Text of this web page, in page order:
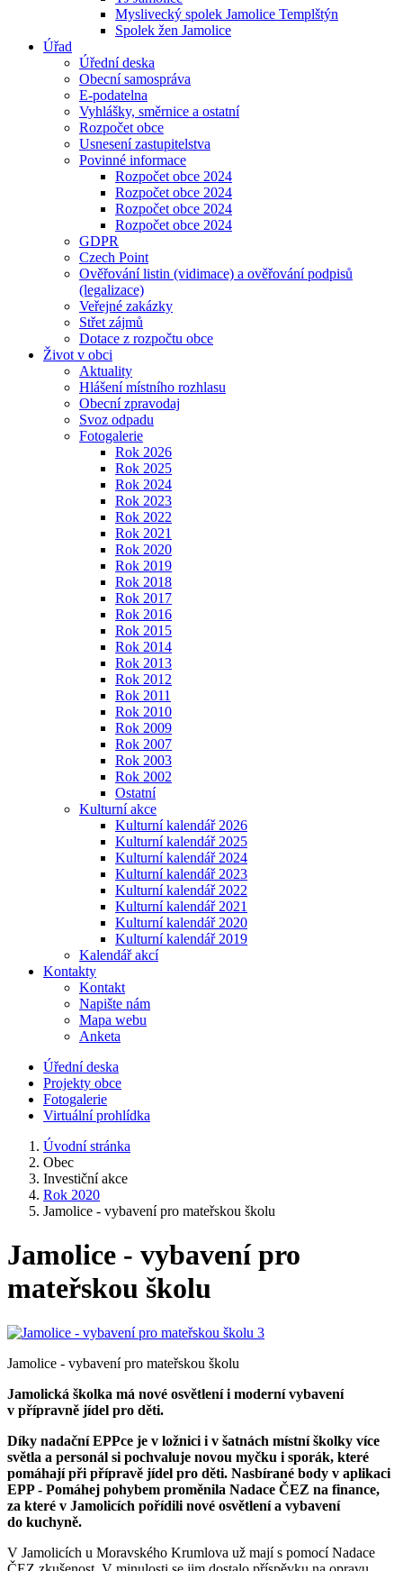
Myslivecký spolek Jamolice Templštýn
Spolek žen Jamolice
Úřad
Úřední deska
Obecní samospráva
E-podatelna
Vyhlášky, směrnice a ostatní
Rozpočet obce
Usnesení zastupitelstva
Povinné informace
Rozpočet obce 2024
Rozpočet obce 2024
Rozpočet obce 2024
Rozpočet obce 2024
GDPR
Czech Point
Ověřování listin (vidimace) a ověřování podpisů
(legalizace)
Veřejné zakázky
Střet zájmů
Dotace z rozpočtu obce
Život v obci
Aktuality
Hlášení místního rozhlasu
Obecní zpravodaj
Svoz odpadu
Fotogalerie
Rok 2026
Rok 2025
Rok 2024
Rok 2023
Rok 2022
Rok 2021
Rok 2020
Rok 2019
Rok 2018
Rok 2017
Rok 2016
Rok 2015
Rok 2014
Rok 2013
Rok 2012
Rok 2011
Rok 2010
Rok 2009
Rok 2007
Rok 2003
Rok 2002
Ostatní
Kulturní akce
Kulturní kalendář 2026
Kulturní kalendář 2025
Kulturní kalendář 2024
Kulturní kalendář 2023
Kulturní kalendář 2022
Kulturní kalendář 2021
Kulturní kalendář 2020
Kulturní kalendář 2019
Kalendář akcí
Kontakty
Kontakt
Napište nám
Mapa webu
Anketa
Úřední deska
Projekty obce
Fotogalerie
Virtuální prohlídka
Úvodní stránka
Obec
Investiční akce
Rok 2020
Jamolice - vybavení pro mateřskou školu
Jamolice - vybavení pro
mateřskou školu
Jamolice - vybavení pro mateřskou školu
Jamolická školka má nové osvětlení i moderní vybavení
v přípravně jídel pro děti.
Díky nadační EPPce je v ložnici i v šatnách místní školky více
světla a personál si pochvaluje novou myčku i sporák, které
pomáhají při přípravě jídel pro děti. Nasbírané body v aplikaci
EPP - Pomáhej pohybem proměnila Nadace ČEZ na finance,
za které v Jamolicích pořídili nové osvětlení a vybavení
do kuchyně.
V Jamolicích u Moravského Krumlova už mají s pomocí Nadace